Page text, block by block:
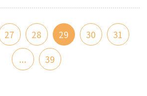
27 28 29 30
31
...
39